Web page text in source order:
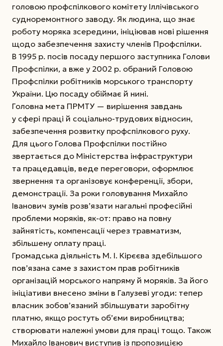
головою профспілкового комітету Іллічівського
судноремонтного заводу. Як людина, що знає
роботу моряка зсередини, ініціював нові рішення
щодо забезпечення захисту членів Профспілки.
В 1995 р. посів посаду першого заступника Голови
Профспілки, а вже у 2002 р. обраний Головою
Профспілки робітників морського транспорту
України. Цю посаду обіймає й нині.
Головна мета ПРМТУ — вирішення ­завдань
у сфері праці й соціально-трудових відносин,
забезпечення розвитку профспілкового руху.
Для цього Голова Профспілки постійно
звертається до Міністерства інфраструктури
та працедавців, веде переговори, оформлює
звернення та організовує конференції, збори,
демонстрації. За роки головування Михайло
Іванович зумів розв’язати нагальні професійні
проблеми моряків, як-от: право на повну
зайнятість, компенсації через травматизм,
збільшену оплату праці.
Громадська діяльність М. І. Кірєєва здебільшого
пов’язана саме з захистом прав робітників
організацій морського напряму й моряків. За його
ініціативи внесено зміни в Галузеві угоди: тепер
власник зобов’язаний збільшувати заробітну
платню, якщо ростуть об’єми виробництва;
створювати належні умови для праці тощо. Також
Михайло Іванович виступив із пропозицією